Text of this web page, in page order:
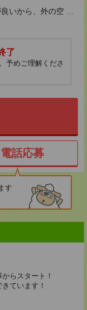
いから、外の空 ...
了
予めご理解くださ
電話応募
す
らスタート！
ています！